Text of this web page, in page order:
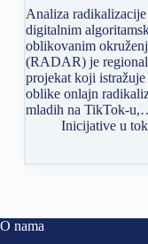
Analiza radikalizacije
digitalnim
oblikovanim
(RADAR) je
projekat koji istražuje
oblike onlajn
mladih na TikTok-
Inicijative u
O nama